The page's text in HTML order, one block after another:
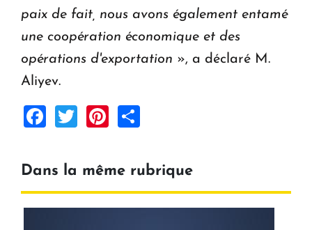
paix de fait, nous avons également entamé
une coopération économique et des
opérations d'exportation », a déclaré M.
Aliyev.
Facebook
TwitterPinterest
Dans la même rubrique